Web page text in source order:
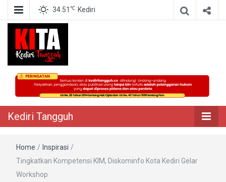
34.51 ℃ Kediri
Kediri Tangguh
Berita Akurat Terpercaya
Kediri Tangguh
Home / Inspirasi /
Tingkatkan Kompetensi KIM, Diskominfo Kota Kediri Gelar
Workshop